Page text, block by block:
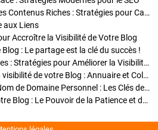
Enrichir Vos Articles avec des Contenus Riches : Stratégies pour Captiver et Optimiser
aux Liens
Accroître la Visibilité de Votre Blog
: Le partage est la clé du succès !
Optimisation SEO des Articles : Stratégies pour Améliorer la Visibilité de Votre Blog
Stratégies pour améliorer la visibilité de votre Blog : Annuaire et Collaborations
Pourquoi Investir dans un Nom de Domaine Personnel : Les Clés de la Réussite de Votre Blog
Comment Faire Émerger Votre Blog : Le Pouvoir de la Patience et de la Persévérance